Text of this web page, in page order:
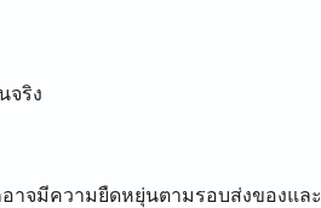
จริง
าจมีความยืดหยุ่นตามรอบส่งของและ